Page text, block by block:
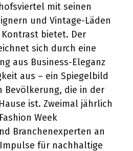
mit seinen
und Vintage-Läden
bietet. Der
sich durch eine
aus Business-Eleganz
aus – ein Spiegelbild
die in der
ist. Zweimal jährlich
Week
Branchenexperten an
für nachhaltige